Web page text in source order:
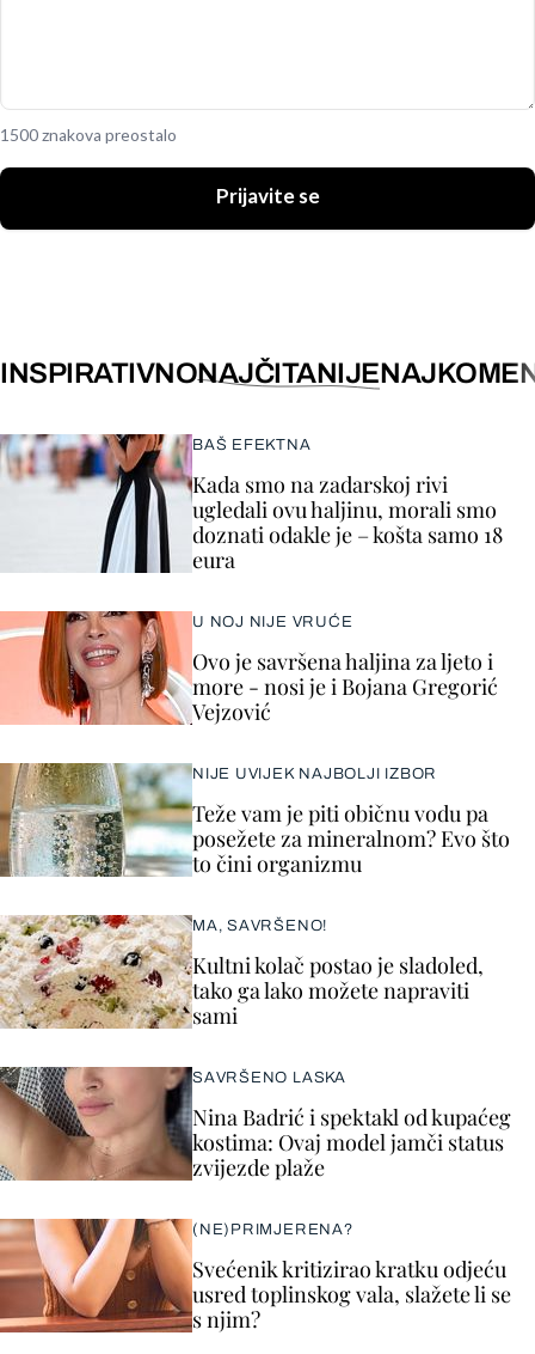
1500 znakova preostalo
Prijavite se
INSPIRATIVNONAJČITANIJE
BAŠ EFEKTNA
Kada smo na zadarskoj rivi
ugledali ovu haljinu, morali smo
doznati odakle je – košta samo 18
eura
U NOJ NIJE VRUĆE
Ovo je savršena haljina za ljeto i
more - nosi je i Bojana Gregorić
Vejzović
NIJE UVIJEK NAJBOLJI IZBOR
Teže vam je piti običnu vodu pa
posežete za mineralnom? Evo što
to čini organizmu
MA, SAVRŠENO!
Kultni kolač postao je sladoled,
tako ga lako možete napraviti
sami
SAVRŠENO LASKA
Nina Badrić i spektakl od kupaćeg
kostima: Ovaj model jamči status
zvijezde plaže
(NE)PRIMJERENA?
Svećenik kritizirao kratku odjeću
usred toplinskog vala, slažete li se
s njim?